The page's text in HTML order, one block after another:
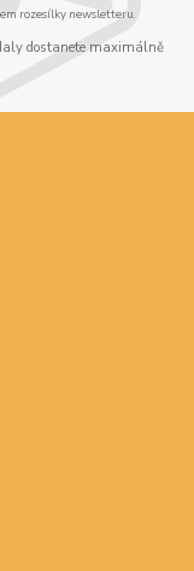
rozesílky newsletteru.
dostanete maximálně